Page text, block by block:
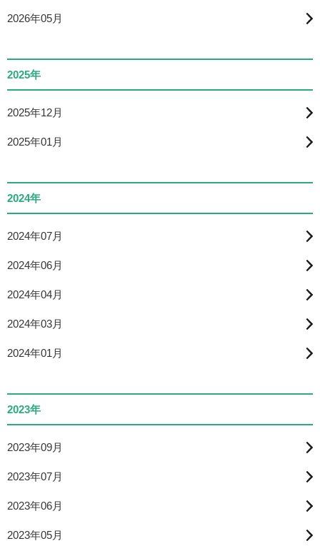
2026年05月
2025年
2025年12月
2025年01月
2024年
2024年07月
2024年06月
2024年04月
2024年03月
2024年01月
2023年
2023年09月
2023年07月
2023年06月
2023年05月